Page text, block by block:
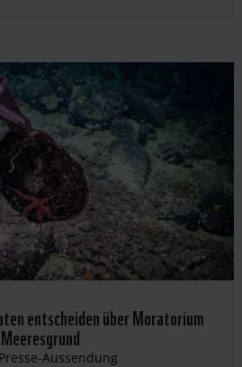
entscheiden über Moratorium
Presse-Aussendung